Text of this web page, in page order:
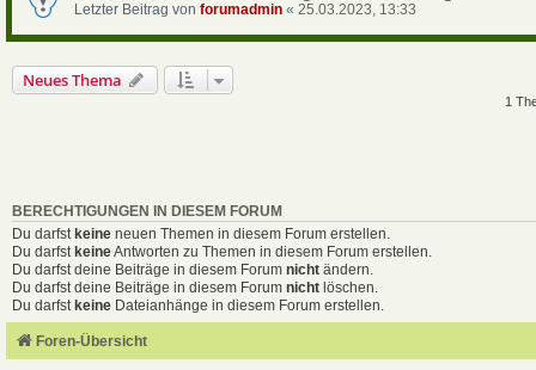
Letzter Beitrag von forumadmin « 25.03.2023, 13:33
Neues Thema
1
BERECHTIGUNGEN IN DIESEM FORUM
Du darfst keine neuen Themen in diesem Forum erstellen.
Du darfst keineAntworten zu Themen in diesem Forum erstellen.
Du darfst deine Beiträge in diesem Forum nicht ändern.
Du darfst deine Beiträge in diesem Forum nicht löschen.
Du darfst keine Dateianhänge in diesem Forum erstellen.
Foren-Übersicht